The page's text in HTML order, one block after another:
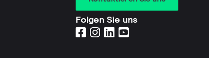
Folgen Sie uns